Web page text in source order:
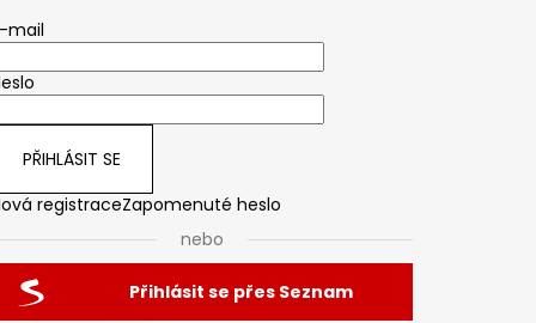
mail
PŘIHLÁSIT SE
registraceZapomenuté heslo
nebo
Přihlásit se přes Seznam